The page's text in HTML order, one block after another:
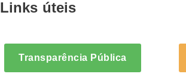
Links úteis
Transparência Pública